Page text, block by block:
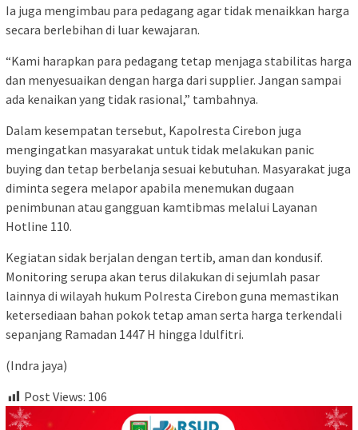
Ia juga mengimbau para pedagang agar tidak menaikkan harga
secara berlebihan di luar kewajaran.
“Kami harapkan para pedagang tetap menjaga stabilitas harga
dan menyesuaikan dengan harga dari supplier. Jangan sampai
ada kenaikan yang tidak rasional,” tambahnya.
Dalam kesempatan tersebut, Kapolresta Cirebon juga
mengingatkan masyarakat untuk tidak melakukan panic
buying dan tetap berbelanja sesuai kebutuhan. Masyarakat juga
diminta segera melapor apabila menemukan dugaan
penimbunan atau gangguan kamtibmas melalui Layanan
Hotline 110.
Kegiatan sidak berjalan dengan tertib, aman dan kondusif.
Monitoring serupa akan terus dilakukan di sejumlah pasar
lainnya di wilayah hukum Polresta Cirebon guna memastikan
ketersediaan bahan pokok tetap aman serta harga terkendali
sepanjang Ramadan 1447 H hingga Idulfitri.
(Indra jaya)
Post Views: 106